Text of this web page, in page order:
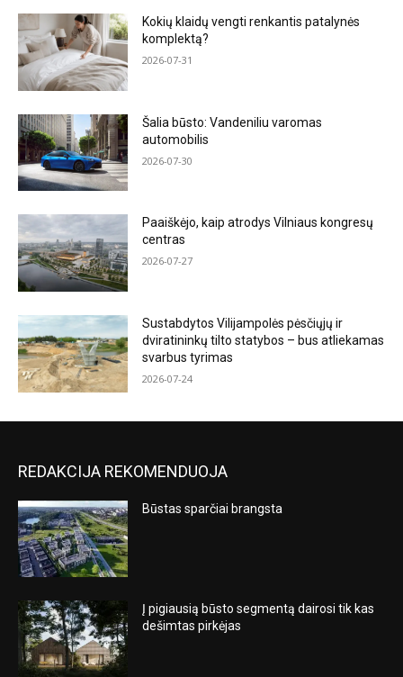
Kokių klaidų vengti renkantis patalynės
komplektą?
2026-07-31
Šalia būsto: Vandeniliu varomas
automobilis
2026-07-30
Paaiškėjo, kaip atrodys Vilniaus kongresų
centras
2026-07-27
Sustabdytos Vilijampolės pėsčiųjų ir
dviratininkų tilto statybos – bus atliekamas
svarbus tyrimas
2026-07-24
REDAKCIJA REKOMENDUOJA
Būstas sparčiai brangsta
Į pigiausią būsto segmentą dairosi tik kas
dešimtas pirkėjas